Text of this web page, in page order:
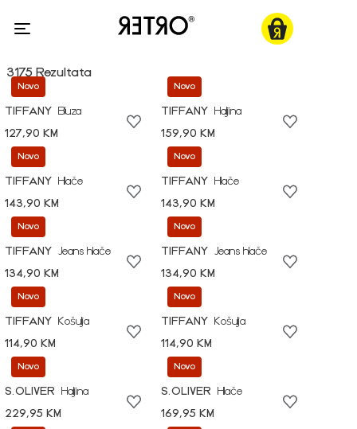
3175 Rezultata
Novo
TIFFANY
Bluza
127,90 KM
Novo
TIFFANY
Haljina
159,90 KM
Novo
TIFFANY
Hlače
143,90 KM
Novo
TIFFANY
Hlače
143,90 KM
Novo
TIFFANY
Jeans hlače
134,90 KM
Novo
TIFFANY
Jeans hlače
134,90 KM
Novo
TIFFANY
Košulja
114,90 KM
Novo
TIFFANY
Košulja
114,90 KM
Novo
S.OLIVER
Haljina
229,95 KM
Novo
S.OLIVER
Hlače
169,95 KM